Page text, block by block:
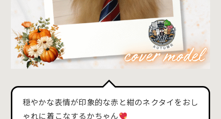
穏やかな表情が印象的な赤と紺のネクタイをおし
ゃれに着こなするかちゃん